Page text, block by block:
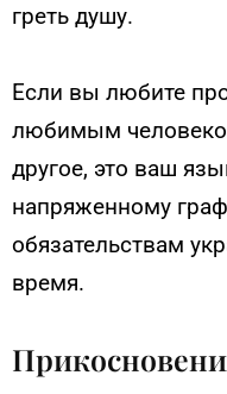
греть душу.
Если вы любите
любимым
другое, это ваш
напряженному
обязательствам
время.